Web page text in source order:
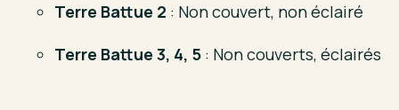
Terre Battue 2 : Non couvert, non éclairé
Terre Battue 3, 4, 5 : Non couverts, éclairés